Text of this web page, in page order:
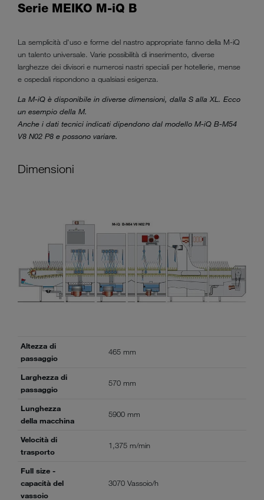
Serie MEIKO M-iQ B
La semplicità d'uso e forme del nastro appropriate fanno della M-iQ
un talento universale. Varie possibilità di inserimento, diverse
larghezze dei divisori e numerosi nastri speciali per hotellerie, mense
e ospedali rispondono a qualsiasi esigenza.
La M-iQ è disponibile in diverse dimensioni, dalla S alla XL. Ecco
un esempio della M.
Anche i dati tecnici indicati dipendono dal modello M-iQ B-M54
V8 N02 P8 e possono variare.
Dimensioni
Altezza di
passaggio
465 mm
Larghezza di
passaggio
570 mm
Lunghezza
della macchina
5900 mm
Velocità di
trasporto
1,375 m/min
Full size -
capacità del
vassoio
3070 Vassoio/h